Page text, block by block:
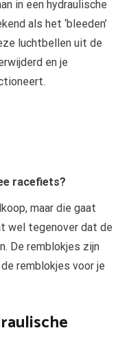
in een hydraulische
als het ‘bleeden’
luchtbellen uit de
en je
racefiets?
maar die gaat
wel tegenover dat de
De remblokjes zijn
remblokjes voor je